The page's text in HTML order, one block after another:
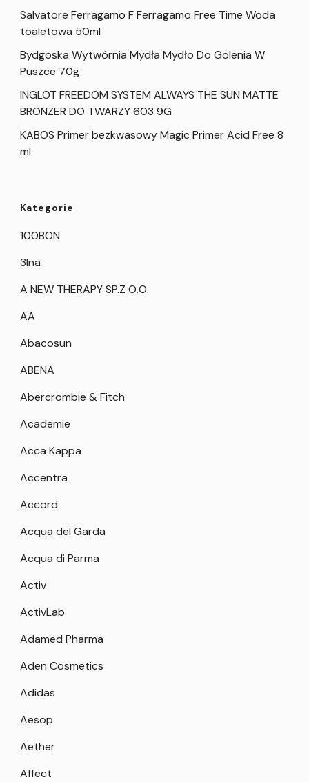
Salvatore Ferragamo F Ferragamo Free Time Woda
toaletowa 50ml
Bydgoska Wytwórnia Mydła Mydło Do Golenia W
Puszce 70g
INGLOT FREEDOM SYSTEM ALWAYS THE SUN MATTE
BRONZER DO TWARZY 603 9G
KABOS Primer bezkwasowy Magic Primer Acid Free 8
ml
Kategorie
100BON
3Ina
A NEW THERAPY SP.Z O.O.
AA
Abacosun
ABENA
Abercrombie & Fitch
Academie
Acca Kappa
Accentra
Accord
Acqua del Garda
Acqua di Parma
Activ
ActivLab
Adamed Pharma
Aden Cosmetics
Adidas
Aesop
Aether
Affect